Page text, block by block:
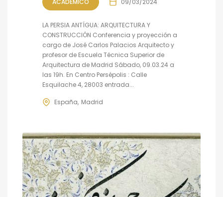
ACADÉMICO 09/03/2024
LA PERSIA ANTÍGUA: ARQUITECTURA Y
CONSTRUCCIÓN Conferencia y proyección a
cargo de José Carlos Palacios Arquitecto y
profesor de Escuela Técnica Superior de
Arquitectura de Madrid Sábado, 09.03.24 a
las 19h. En Centro Persépolis : Calle
Esquilache 4, 28003 entrada...
España Madrid